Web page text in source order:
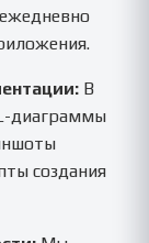
В
диаграммы
создания